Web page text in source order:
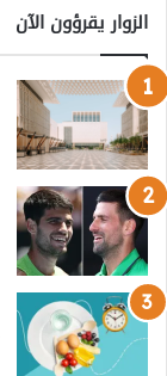
الزوار يقرؤون الآن